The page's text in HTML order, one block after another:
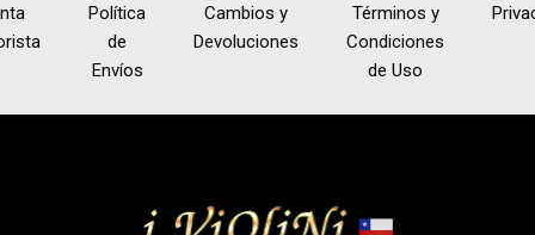
Política
de
Envíos
Cambios y
Devoluciones
Términos y
Condiciones
de Uso